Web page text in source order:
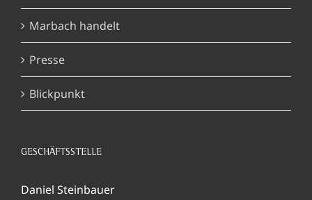
Marbach handelt
Presse
Blickpunkt
GESCHÄFTSSTELLE
Daniel Steinbauer